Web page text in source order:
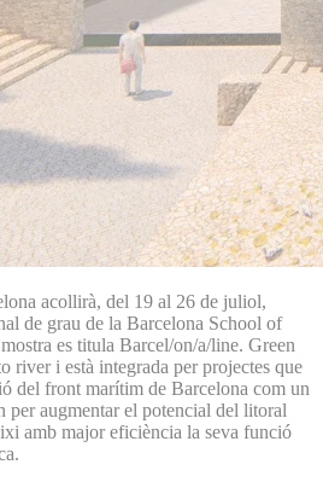
acollirà, del 19 al 26 de juliol,
de grau de la Barcelona School of
es titula Barcel/on/a/line. Green
river i està integrada per projectes que
del front marítim de Barcelona com un
per augmentar el potencial del litoral
amb major eficiència la seva funció